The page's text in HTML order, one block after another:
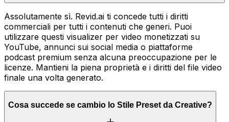
Assolutamente sì. Revid.ai ti concede tutti i diritti
commerciali per tutti i contenuti che generi. Puoi
utilizzare questi visualizer per video monetizzati su
YouTube, annunci sui social media o piattaforme
podcast premium senza alcuna preoccupazione per le
licenze. Mantieni la piena proprietà e i diritti del file video
finale una volta generato.
Cosa succede se cambio lo Stile Preset da Creative?